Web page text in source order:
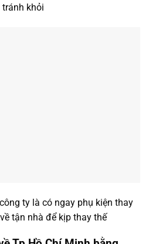
khỏi
ty là có ngay phụ kiện thay
tận nhà để kịp thay thế